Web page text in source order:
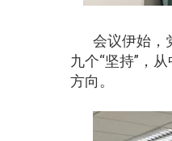
会议伊始，
九个“坚持”，
方向。